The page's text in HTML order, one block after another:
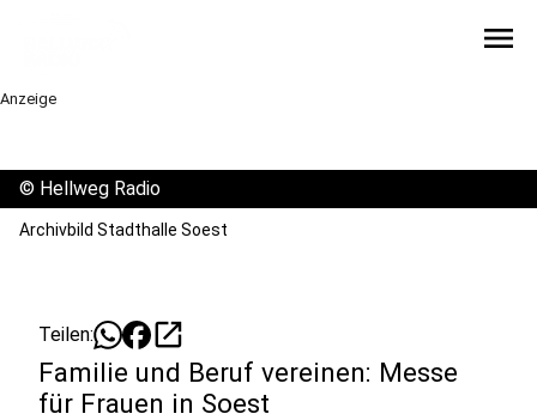
menu
Anzeige
© Hellweg Radio
Archivbild Stadthalle Soest
Teilen: open_in_new
Familie und Beruf vereinen: Messe
für Frauen in Soest